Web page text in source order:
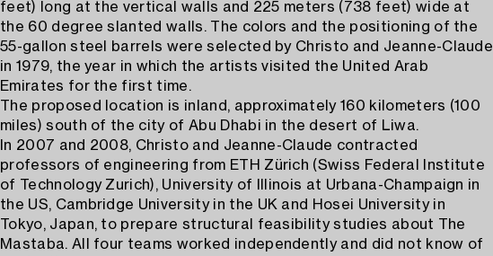
feet) long at the vertical walls and 225 meters (738 feet) wide at
the 60 degree slanted walls. The colors and the positioning of the
55-gallon steel barrels were selected by Christo and Jeanne-Claude
in 1979, the year in which the artists visited the United Arab
Emirates for the first time.
The proposed location is inland, approximately 160 kilometers (100
miles) south of the city of Abu Dhabi in the desert of Liwa.
In 2007 and 2008, Christo and Jeanne-Claude contracted
professors of engineering from ETH Zürich (Swiss Federal Institute
of Technology Zurich), University of Illinois at Urbana-Champaign in
the US, Cambridge University in the UK and Hosei University in
Tokyo, Japan, to prepare structural feasibility studies about The
Mastaba. All four teams worked independently and did not know of